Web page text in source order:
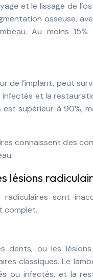
et le lissage de
osseuse,
Au moins
l’implant, peut
et la
supérieur à 90%,
connaissent des
lésions
sont
complet.
dents, ou les
classiques. Le
ou infectés, et la